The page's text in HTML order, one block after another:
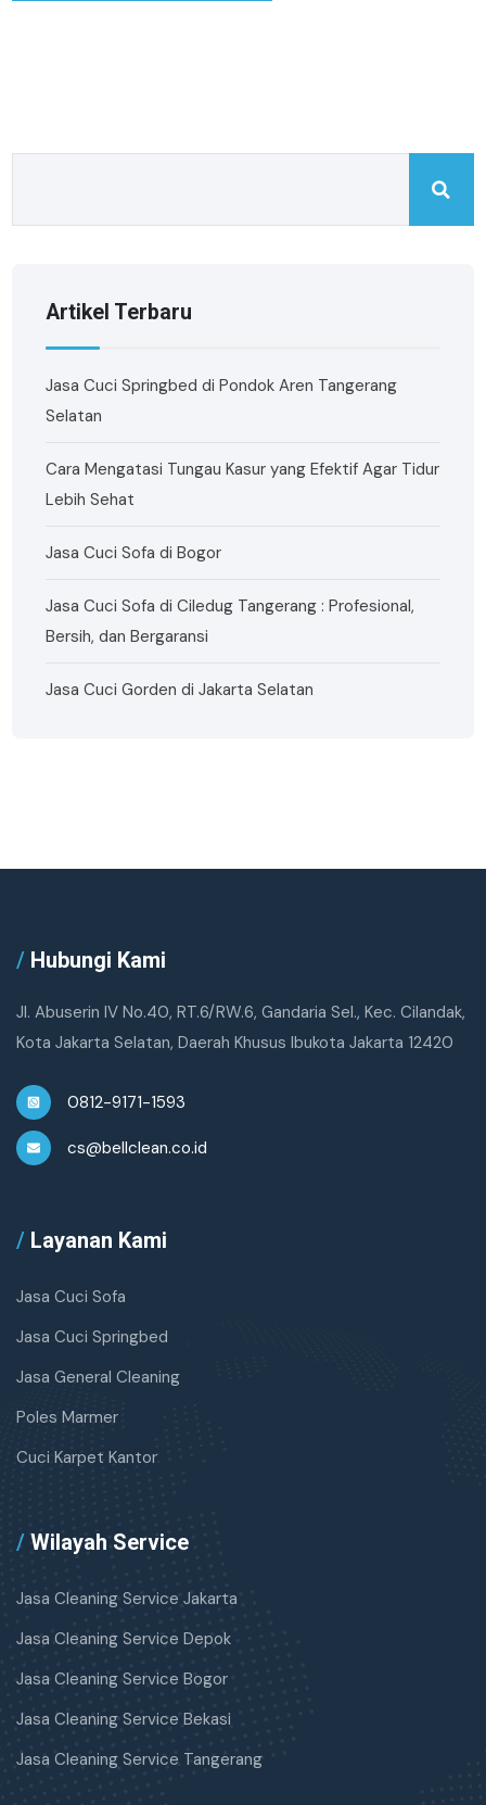
Artikel Terbaru
Jasa Cuci Springbed di Pondok Aren Tangerang
Selatan
Cara Mengatasi Tungau Kasur yang Efektif Agar Tidur
Lebih Sehat
Jasa Cuci Sofa di Bogor
Jasa Cuci Sofa di Ciledug Tangerang : Profesional,
Bersih, dan Bergaransi
Jasa Cuci Gorden di Jakarta Selatan
/ Hubungi Kami
Jl. Abuserin IV No.40, RT.6/RW.6, Gandaria Sel., Kec. Cilandak,
Kota Jakarta Selatan, Daerah Khusus Ibukota Jakarta 12420
0812-9171-1593
cs@bellclean.co.id
/ Layanan Kami
Jasa Cuci Sofa
Jasa Cuci Springbed
Jasa General Cleaning
Poles Marmer
Cuci Karpet Kantor
/ Wilayah Service
Jasa Cleaning Service Jakarta
Jasa Cleaning Service Depok
Jasa Cleaning Service Bogor
Jasa Cleaning Service Bekasi
Jasa Cleaning Service Tangerang